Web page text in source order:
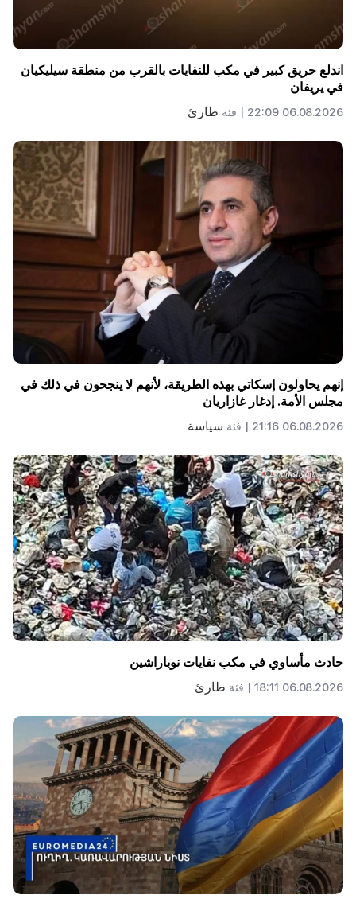
اندلع حريق كبير في مكب للنفايات بالقرب من منطقة سيليكيان
في يريفان
06.08.2026 22:09 | فئة طارئ
إنهم يحاولون إسكاتي بهذه الطريقة، لأنهم لا ينجحون في ذلك في
مجلس الأمة. إدغار غازاريان
06.08.2026 21:16 | فئة سياسة
حادث مأساوي في مكب نفايات نوباراشين
06.08.2026 18:11 | فئة طارئ